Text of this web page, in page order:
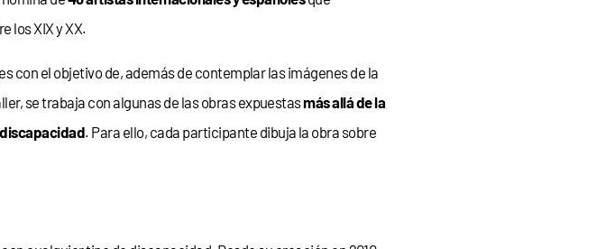
los XIX y XX.
con el objetivo de, además de contemplar las imágenes de la
se trabaja con algunas de las obras expuestasmás allá de la
discapacidad. Para ello, cada participante dibuja la obra sobre